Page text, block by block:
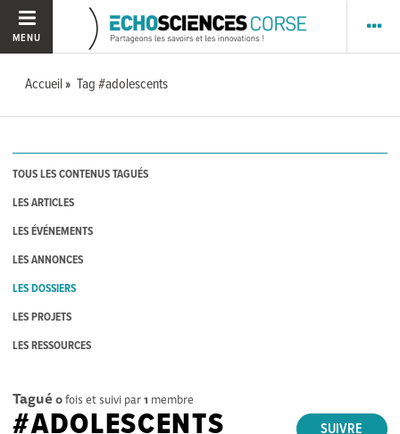
MENU
Accueil Tag #adolescents
TOUS LES CONTENUS TAGUÉS
LES ARTICLES
LES ÉVÉNEMENTS
LES ANNONCES
LES DOSSIERS
LES PROJETS
LES RESSOURCES
Tagué 0fois et suivi par1 membre
SUIVRE
#ADOLESCENTS